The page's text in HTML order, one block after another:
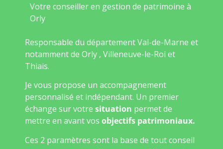
Votre conseiller en gestion de patrimoine à
Orly
Responsable du département Val-de-Marne et
notamment de Orly , Villeneuve-le-Roi et
Thiais.
Je vous propose un accompagnement
personnalisé et indépendant. Un premier
échange sur votre situation permet de
mettre en avant vos objectifs patrimoniaux.
Ces 2 paramètres sont la base de tout conseil